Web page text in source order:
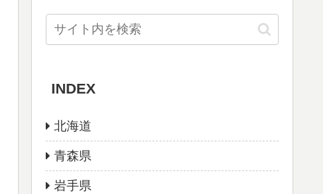
INDEX
北海道
青森県
岩手県